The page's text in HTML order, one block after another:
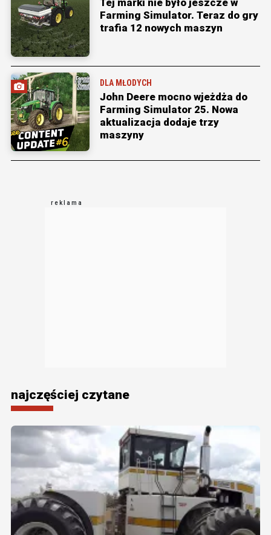
Tej marki nie było jeszcze w
Farming Simulator. Teraz do gry
trafia 12 nowych maszyn
DLA MŁODYCH
John Deere mocno wjeżdża do
Farming Simulator 25. Nowa
aktualizacja dodaje trzy
maszyny
najczęściej czytane